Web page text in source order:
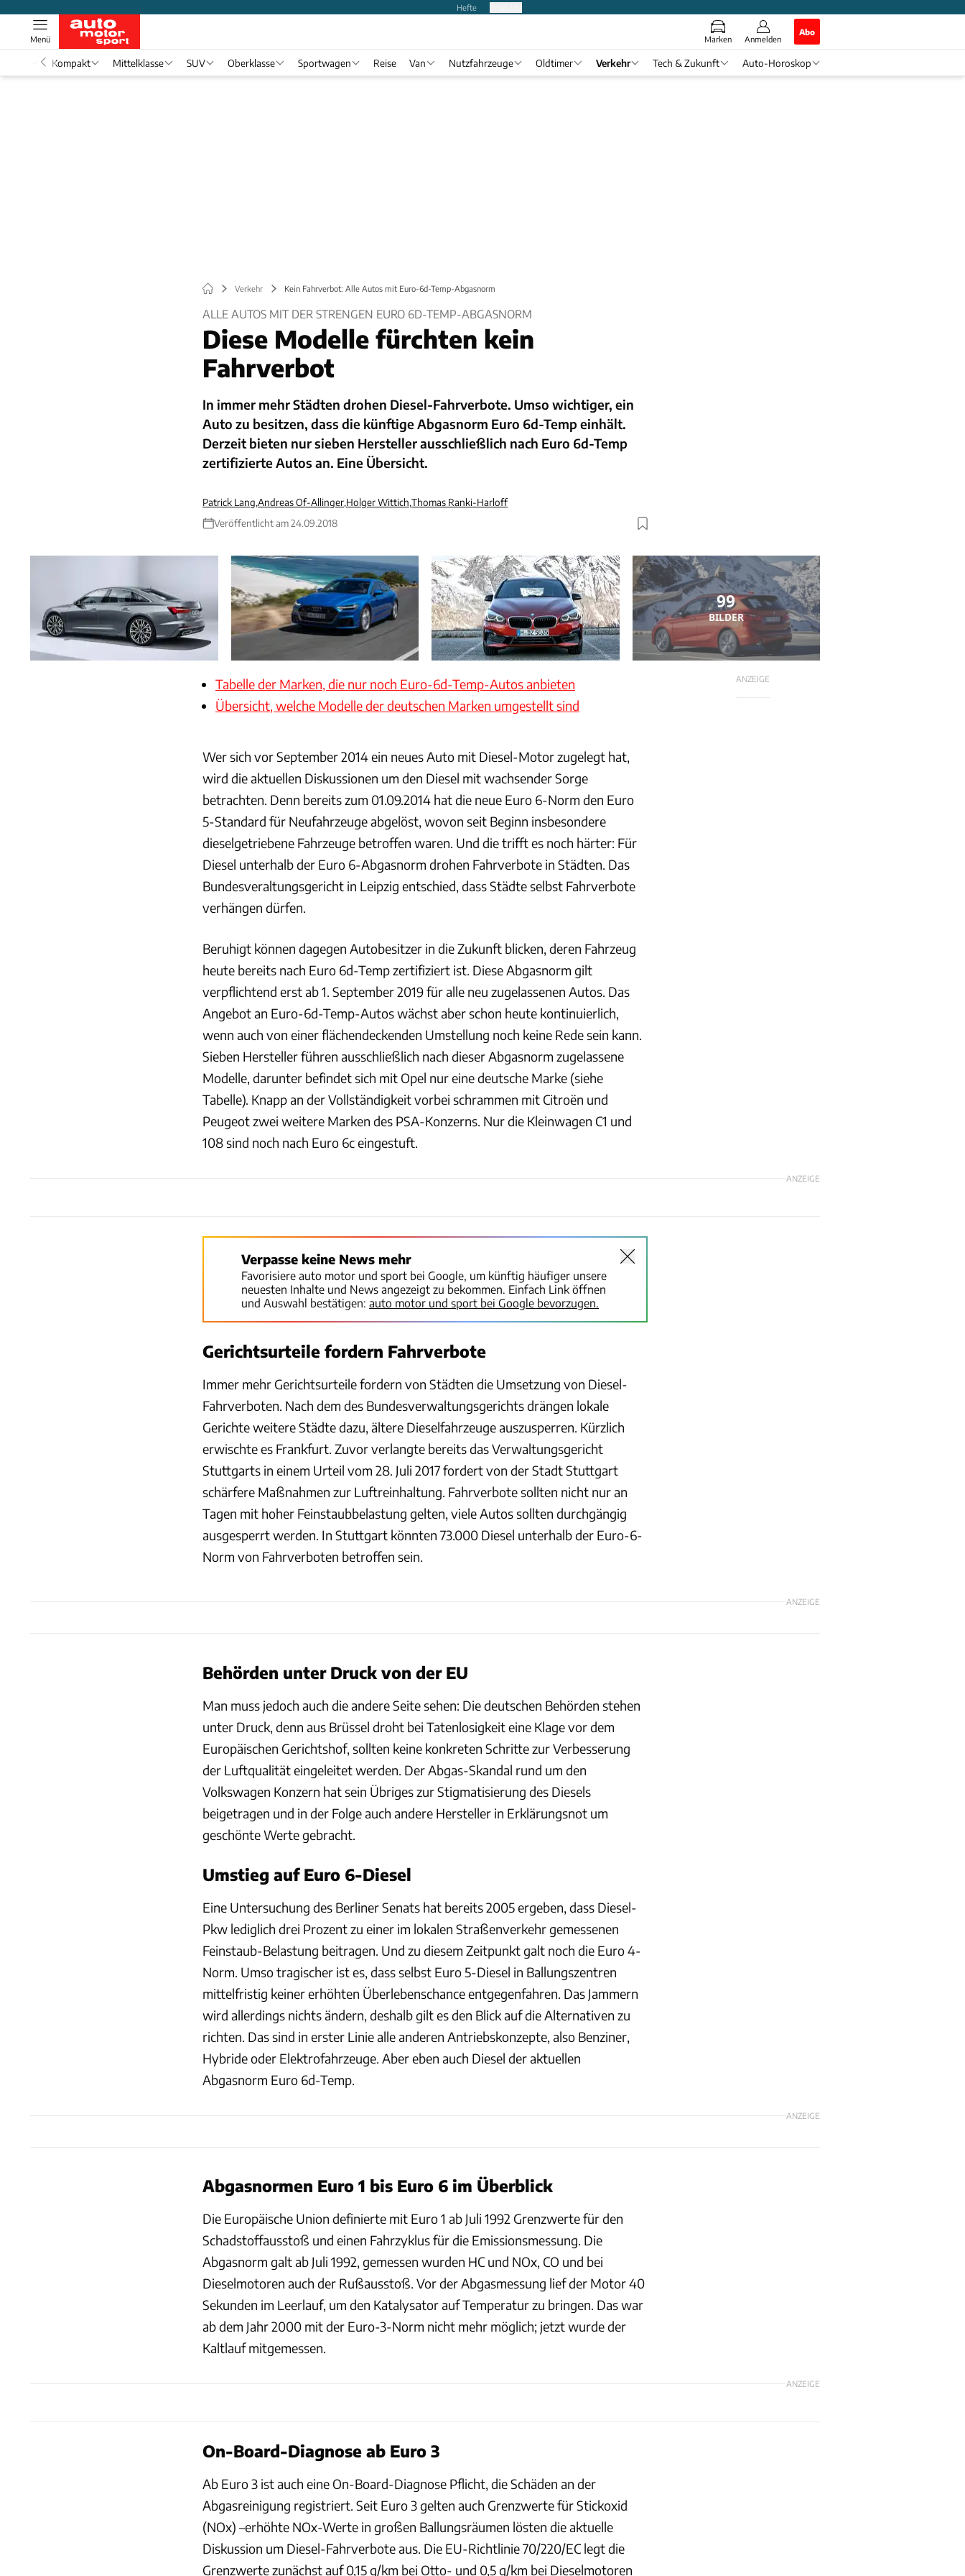
Hefte
Marken Anmelden
Abo
Menü
Kompakt Mittelklasse SUV Oberklasse Sportwagen Reise Van Nutzfahrzeuge Oldtimer Verkehr Tech & Zukunft Auto-Horoskop
Verkehr Kein Fahrverbot: Alle Autos mit Euro-6d-Temp-Abgasnorm
ALLE AUTOS MIT DER STRENGEN EURO 6D-TEMP-ABGASNORM
Diese Modelle fürchten kein
Fahrverbot
In immer mehr Städten drohen Diesel-Fahrverbote. Umso wichtiger, ein
Auto zu besitzen, dass die künftige Abgasnorm Euro 6d-Temp einhält.
Derzeit bieten nur sieben Hersteller ausschließlich nach Euro 6d-Temp
zertifizierte Autos an. Eine Übersicht.
Patrick Lang,Andreas Of-Allinger,Holger Wittich,Thomas Ranki-Harloff
Veröffentlicht am 24.09.2018
99
BILDER
ANZEIGE
Tabelle der Marken, die nur noch Euro-6d-Temp-Autos anbieten
Übersicht, welche Modelle der deutschen Marken umgestellt sind
Wer sich vor September 2014 ein neues Auto mit Diesel-Motor zugelegt hat,
wird die aktuellen Diskussionen um den Diesel mit wachsender Sorge
betrachten. Denn bereits zum 01.09.2014 hat die neue Euro 6-Norm den Euro
5-Standard für Neufahrzeuge abgelöst, wovon seit Beginn insbesondere
dieselgetriebene Fahrzeuge betroffen waren. Und die trifft es noch härter: Für
Diesel unterhalb der Euro 6-Abgasnorm drohen Fahrverbote in Städten. Das
Bundesveraltungsgericht in Leipzig entschied, dass Städte selbst Fahrverbote
verhängen dürfen.
Beruhigt können dagegen Autobesitzer in die Zukunft blicken, deren Fahrzeug
heute bereits nach Euro 6d-Temp zertifiziert ist. Diese Abgasnorm gilt
verpflichtend erst ab 1. September 2019 für alle neu zugelassenen Autos. Das
Angebot an Euro-6d-Temp-Autos wächst aber schon heute kontinuierlich,
wenn auch von einer flächendeckenden Umstellung noch keine Rede sein kann.
Sieben Hersteller führen ausschließlich nach dieser Abgasnorm zugelassene
Modelle, darunter befindet sich mit Opel nur eine deutsche Marke (siehe
Tabelle). Knapp an der Vollständigkeit vorbei schrammen mit Citroën und
Peugeot zwei weitere Marken des PSA-Konzerns. Nur die Kleinwagen C1 und
108 sind noch nach Euro 6c eingestuft.
ANZEIGE
Verpasse keine News mehr
Favorisiere auto motor und sport bei Google, um künftig häufiger unsere
neuesten Inhalte und News angezeigt zu bekommen. Einfach Link öffnen
und Auswahl bestätigen: auto motor und sport bei Google bevorzugen.
Gerichtsurteile fordern Fahrverbote
Immer mehr Gerichtsurteile fordern von Städten die Umsetzung von Diesel-
Fahrverboten. Nach dem des Bundesverwaltungsgerichts drängen lokale
Gerichte weitere Städte dazu, ältere Dieselfahrzeuge auszusperren. Kürzlich
erwischte es Frankfurt. Zuvor verlangte bereits das Verwaltungsgericht
Stuttgarts in einem Urteil vom 28. Juli 2017 fordert von der Stadt Stuttgart
schärfere Maßnahmen zur Luftreinhaltung. Fahrverbote sollten nicht nur an
Tagen mit hoher Feinstaubbelastung gelten, viele Autos sollten durchgängig
ausgesperrt werden. In Stuttgart könnten 73.000 Diesel unterhalb der Euro-6-
Norm von Fahrverboten betroffen sein.
ANZEIGE
Behörden unter Druck von der EU
Man muss jedoch auch die andere Seite sehen: Die deutschen Behörden stehen
unter Druck, denn aus Brüssel droht bei Tatenlosigkeit eine Klage vor dem
Europäischen Gerichtshof, sollten keine konkreten Schritte zur Verbesserung
der Luftqualität eingeleitet werden. Der Abgas-Skandal rund um den
Volkswagen Konzern hat sein Übriges zur Stigmatisierung des Diesels
beigetragen und in der Folge auch andere Hersteller in Erklärungsnot um
geschönte Werte gebracht.
Umstieg auf Euro 6-Diesel
Eine Untersuchung des Berliner Senats hat bereits 2005 ergeben, dass Diesel-
Pkw lediglich drei Prozent zu einer im lokalen Straßenverkehr gemessenen
Feinstaub-Belastung beitragen. Und zu diesem Zeitpunkt galt noch die Euro 4-
Norm. Umso tragischer ist es, dass selbst Euro 5-Diesel in Ballungszentren
mittelfristig keiner erhöhten Überlebenschance entgegenfahren. Das Jammern
wird allerdings nichts ändern, deshalb gilt es den Blick auf die Alternativen zu
richten. Das sind in erster Linie alle anderen Antriebskonzepte, also Benziner,
Hybride oder Elektrofahrzeuge. Aber eben auch Diesel der aktuellen
Abgasnorm Euro 6d-Temp.
ANZEIGE
Abgasnormen Euro 1 bis Euro 6 im Überblick
Die Europäische Union definierte mit Euro 1 ab Juli 1992 Grenzwerte für den
Schadstoffausstoß und einen Fahrzyklus für die Emissionsmessung. Die
Abgasnorm galt ab Juli 1992, gemessen wurden HC und NOx, CO und bei
Dieselmotoren auch der Rußausstoß. Vor der Abgasmessung lief der Motor 40
Sekunden im Leerlauf, um den Katalysator auf Temperatur zu bringen. Das war
ab dem Jahr 2000 mit der Euro-3-Norm nicht mehr möglich; jetzt wurde der
Kaltlauf mitgemessen.
ANZEIGE
On-Board-Diagnose ab Euro 3
Ab Euro 3 ist auch eine On-Board-Diagnose Pflicht, die Schäden an der
Abgasreinigung registriert. Seit Euro 3 gelten auch Grenzwerte für Stickoxid
(NOx) –erhöhte NOx-Werte in großen Ballungsräumen lösten die aktuelle
Diskussion um Diesel-Fahrverbote aus. Die EU-Richtlinie 70/220/EC legt die
Grenzwerte zunächst auf 0,15 g/km bei Otto- und 0,5 g/km bei Dieselmotoren